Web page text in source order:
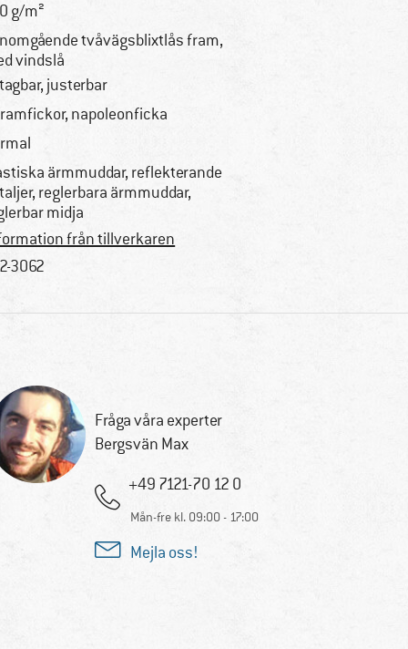
g/m²
tvåvägsblixtlås fram,
vindslå
justerbar
napoleonficka
ärmmuddar, reflekterande
reglerbara ärmmuddar,
midja
från tillverkaren
3062
Fråga våra experter
Bergsvän Max
+49 7121-70 12 0
Mån-fre kl. 09:00 - 17:00
Mejla oss!